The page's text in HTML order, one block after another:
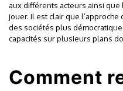
aux différents acteurs ainsi
jouer. Il est clair que
des sociétés plus
capacités sur plusieurs plans
Comment